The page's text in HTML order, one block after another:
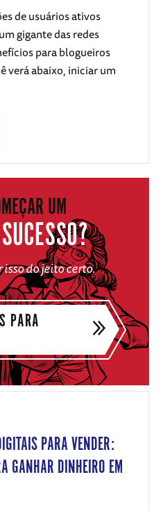
de usuários ativos
gigante das redes
para blogueiros
verá abaixo, iniciar um
UM
do jeito certo.
PARA
PARA VENDER:
GANHAR DINHEIRO EM